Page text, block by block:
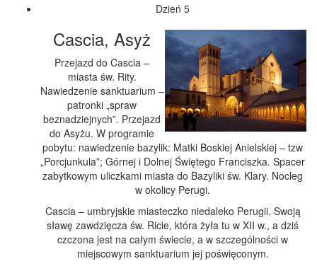
Dzień 5
Cascia, Asyż
Przejazd do Cascia –
miasta św. Rity.
Nawiedzenie sanktuarium –
patronki „spraw
beznadziejnych”. Przejazd
do Asyżu. W programie
pobytu: nawiedzenie bazylik: Matki Boskiej Anielskiej – tzw
„Porcjunkula”; Górnej i Dolnej Świętego Franciszka. Spacer
zabytkowym uliczkami miasta do Bazyliki św. Klary. Nocleg
w okolicy Perugi.
Cascia – umbryjskie miasteczko niedaleko Perugii. Swoją
sławę zawdzięcza św. Ricie, która żyła tu w XII w., a dziś
czczona jest na całym świecie, a w szczególności w
miejscowym sanktuarium jej poświęconym.